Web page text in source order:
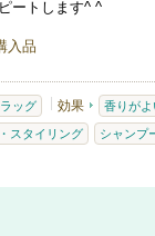
ートします^ ^
入品
ッグ 効果 香りがよ
スタイリング シャンプ